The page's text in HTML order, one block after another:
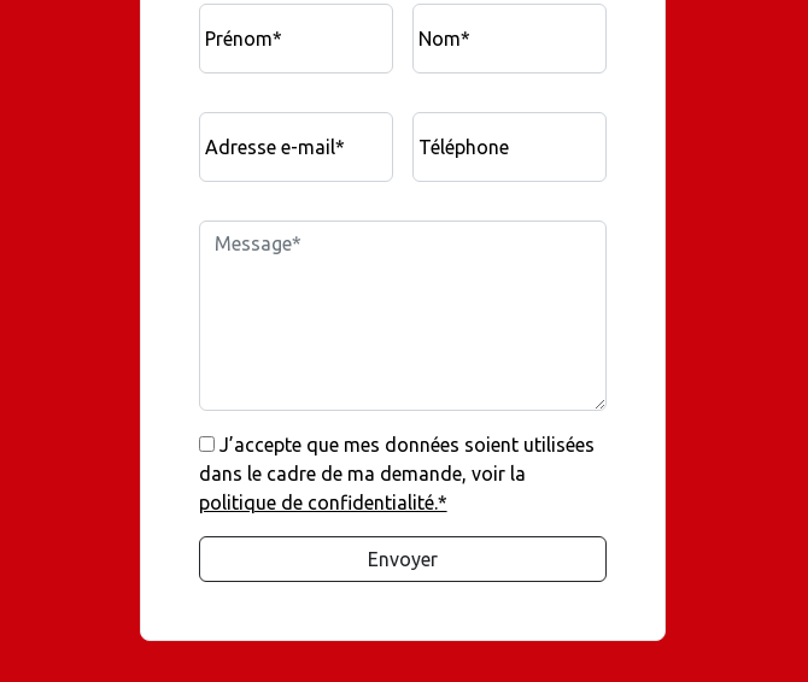
Prénom* Nom*
Adresse e-mail* Téléphone
J’accepte que mes données soient utilisées
dans le cadre de ma demande, voir la
politique de confidentialité.*
Envoyer